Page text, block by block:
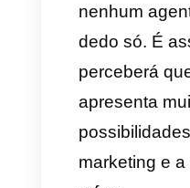
produtos
Além
marcas
podem